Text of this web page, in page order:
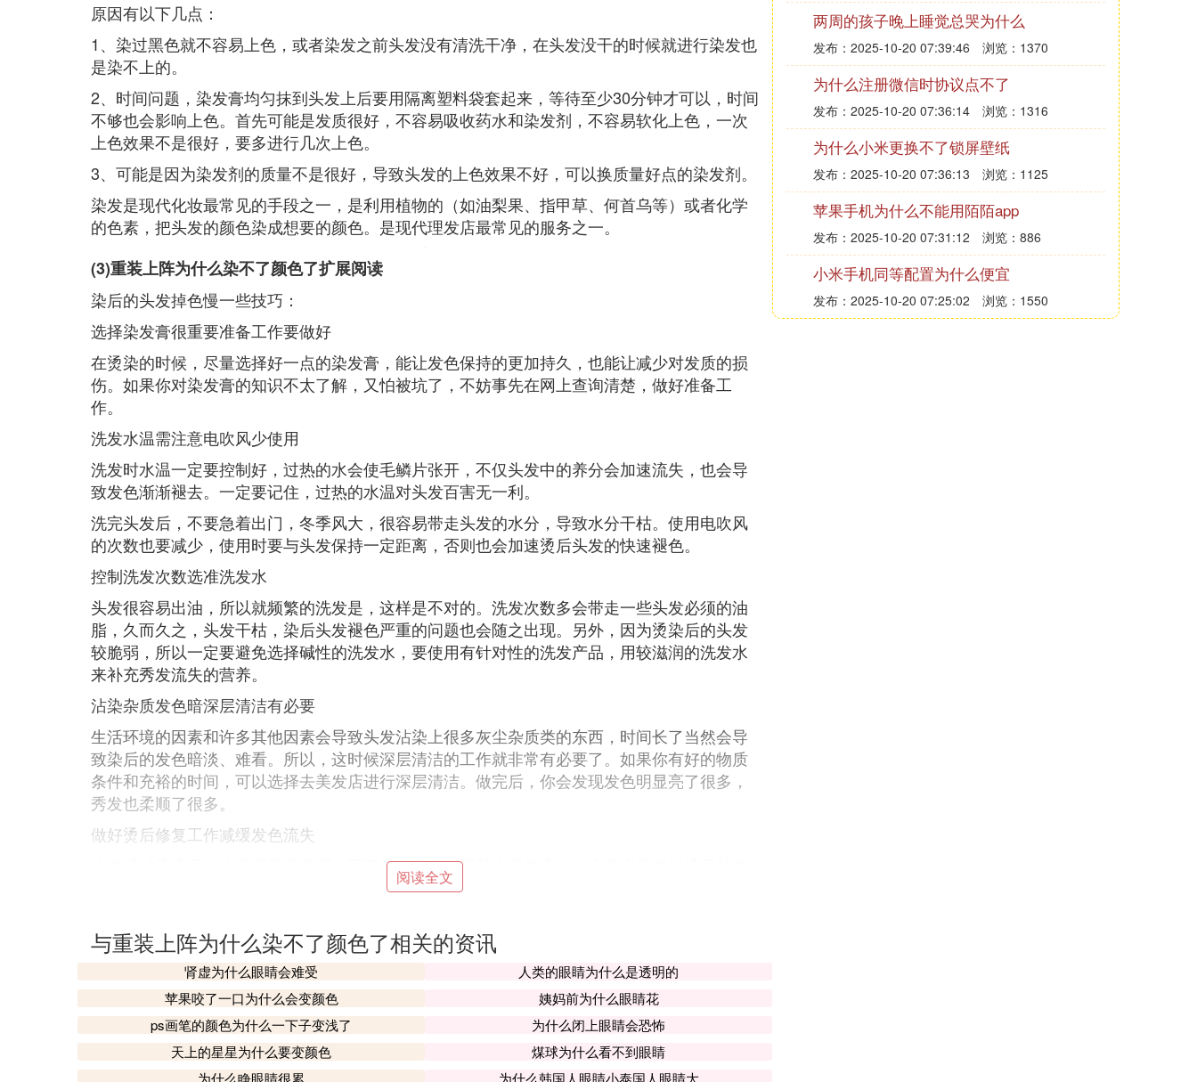
原因有以下几点：
1、染过黑色就不容易上色，或者染发之前头发没有清洗干净，在头发没干的时候就进行染发也
是染不上的。
2、时间问题，染发膏均匀抹到头发上后要用隔离塑料袋套起来，等待至少30分钟才可以，时间
不够也会影响上色。首先可能是发质很好，不容易吸收药水和染发剂，不容易软化上色，一次
上色效果不是很好，要多进行几次上色。
3、可能是因为染发剂的质量不是很好，导致头发的上色效果不好，可以换质量好点的染发剂。
染发是现代化妆最常见的手段之一，是利用植物的（如油梨果、指甲草、何首乌等）或者化学
的色素，把头发的颜色染成想要的颜色。是现代理发店最常见的服务之一。
(3)重装上阵为什么染不了颜色了扩展阅读
染后的头发掉色慢一些技巧：
选择染发膏很重要准备工作要做好
在烫染的时候，尽量选择好一点的染发膏，能让发色保持的更加持久，也能让减少对发质的损
伤。如果你对染发膏的知识不太了解，又怕被坑了，不妨事先在网上查询清楚，做好准备工
作。
洗发水温需注意电吹风少使用
洗发时水温一定要控制好，过热的水会使毛鳞片张开，不仅头发中的养分会加速流失，也会导
致发色渐渐褪去。一定要记住，过热的水温对头发百害无一利。
洗完头发后，不要急着出门，冬季风大，很容易带走头发的水分，导致水分干枯。使用电吹风
的次数也要减少，使用时要与头发保持一定距离，否则也会加速烫后头发的快速褪色。
控制洗发次数选准洗发水
头发很容易出油，所以就频繁的洗发是，这样是不对的。洗发次数多会带走一些头发必须的油
脂，久而久之，头发干枯，染后头发褪色严重的问题也会随之出现。另外，因为烫染后的头发
较脆弱，所以一定要避免选择碱性的洗发水，要使用有针对性的洗发产品，用较滋润的洗发水
来补充秀发流失的营养。
沾染杂质发色暗深层清洁有必要
生活环境的因素和许多其他因素会导致头发沾染上很多灰尘杂质类的东西，时间长了当然会导
致染后的发色暗淡、难看。所以，这时候深层清洁的工作就非常有必要了。如果你有好的物质
条件和充裕的时间，可以选择去美发店进行深层清洁。做完后，你会发现发色明显亮了很多，
秀发也柔顺了很多。
做好烫后修复工作减缓发色流失
头发经过染烫后，会变得异常脆弱。不管是自己在家还是去美发店，一定要定期做好烫后的修
复工作，特别是营养很难到达的发尾部分，更要注意保养好。只要保持毛鳞片处于闭合状态，
沾染杂质发色暗深层清洁有必要
生活环境的因素和许多其他因素会导致头发沾染上很多灰尘杂质类的东西，时间长了当然会导
致染后的发色暗淡、难看。所以，这时候深层清洁的工作就非常有必要了。如果你有好的物质
条件和充裕的时间，可以选择去美发店进行深层清洁。做完后，你会发现发色明显亮了很多，
秀发也柔顺了很多。
做好烫后修复工作减缓发色流失
阅读全文
与重装上阵为什么染不了颜色了相关的资讯
肾虚为什么眼睛会难受
人类的眼睛为什么是透明的
苹果咬了一口为什么会变颜色
姨妈前为什么眼睛花
ps画笔的颜色为什么一下子变浅了
为什么闭上眼睛会恐怖
天上的星星为什么要变颜色
煤球为什么看不到眼睛
为什么睁眼睛很累
为什么韩国人眼睛小泰国人眼睛大
两周的孩子晚上睡觉总哭为什么
发布：2025-10-20 07:39:46 浏览：1370
为什么注册微信时协议点不了
发布：2025-10-20 07:36:14 浏览：1316
为什么小米更换不了锁屏壁纸
发布：2025-10-20 07:36:13 浏览：1125
苹果手机为什么不能用陌陌app
发布：2025-10-20 07:31:12 浏览：886
小米手机同等配置为什么便宜
发布：2025-10-20 07:25:02 浏览：1550